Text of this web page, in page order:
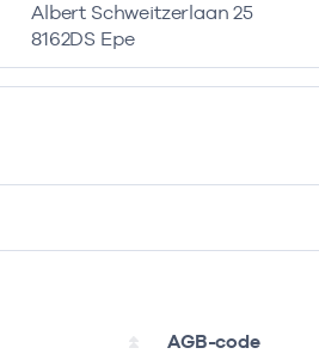
Albert Schweitzerlaan 25
8162DS Epe
AGB-code